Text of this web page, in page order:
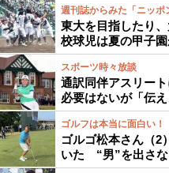
週刊誌からみた「ニッポ
東大を目指したり
校球児は夏の甲子
スポーツ時々放談
通訳同伴アスリー
必要はないが「伝
ゴルフは本当に面白い！
ゴルゴ松本さん（2
いた “男”を出さな